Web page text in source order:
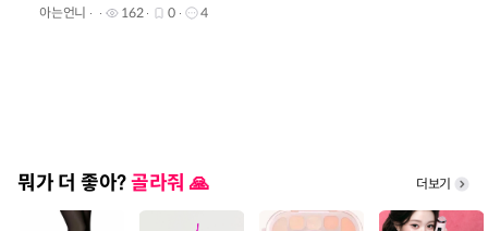
아는언니 162 0 4
뭐가 더 좋아?골라줘 🙏 더보기